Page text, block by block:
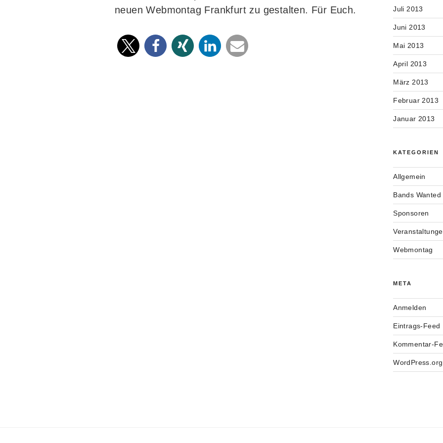
neuen Webmontag Frankfurt zu gestalten. Für Euch.
Juli 2013
Juni 2013
Mai 2013
April 2013
März 2013
Februar 2013
Januar 2013
KATEGORIEN
Allgemein
Bands Wanted
Sponsoren
Webmontag
META
Anmelden
Eintrags-Feed
Kommentar-
WordPress.org